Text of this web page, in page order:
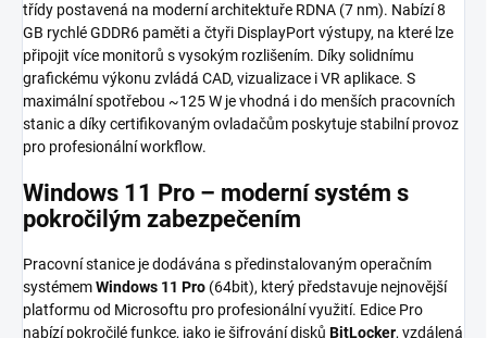
třídy postavená na moderní architektuře RDNA (7 nm). Nabízí 8
GB rychlé GDDR6 paměti a čtyři DisplayPort výstupy, na které lze
připojit více monitorů s vysokým rozlišením. Díky solidnímu
grafickému výkonu zvládá CAD, vizualizace i VR aplikace. S
maximální spotřebou ~125 W je vhodná i do menších pracovních
stanic a díky certifikovaným ovladačům poskytuje stabilní provoz
pro profesionální workflow.
Windows 11 Pro – moderní systém s
pokročilým zabezpečením
Pracovní stanice je dodávána s předinstalovaným operačním
systémemWindows 11 Pro (64bit), který představuje nejnovější
platformu od Microsoftu pro profesionální využití. Edice Pro
nabízí pokročilé funkce, jako je šifrování disků BitLocker, vzdálená